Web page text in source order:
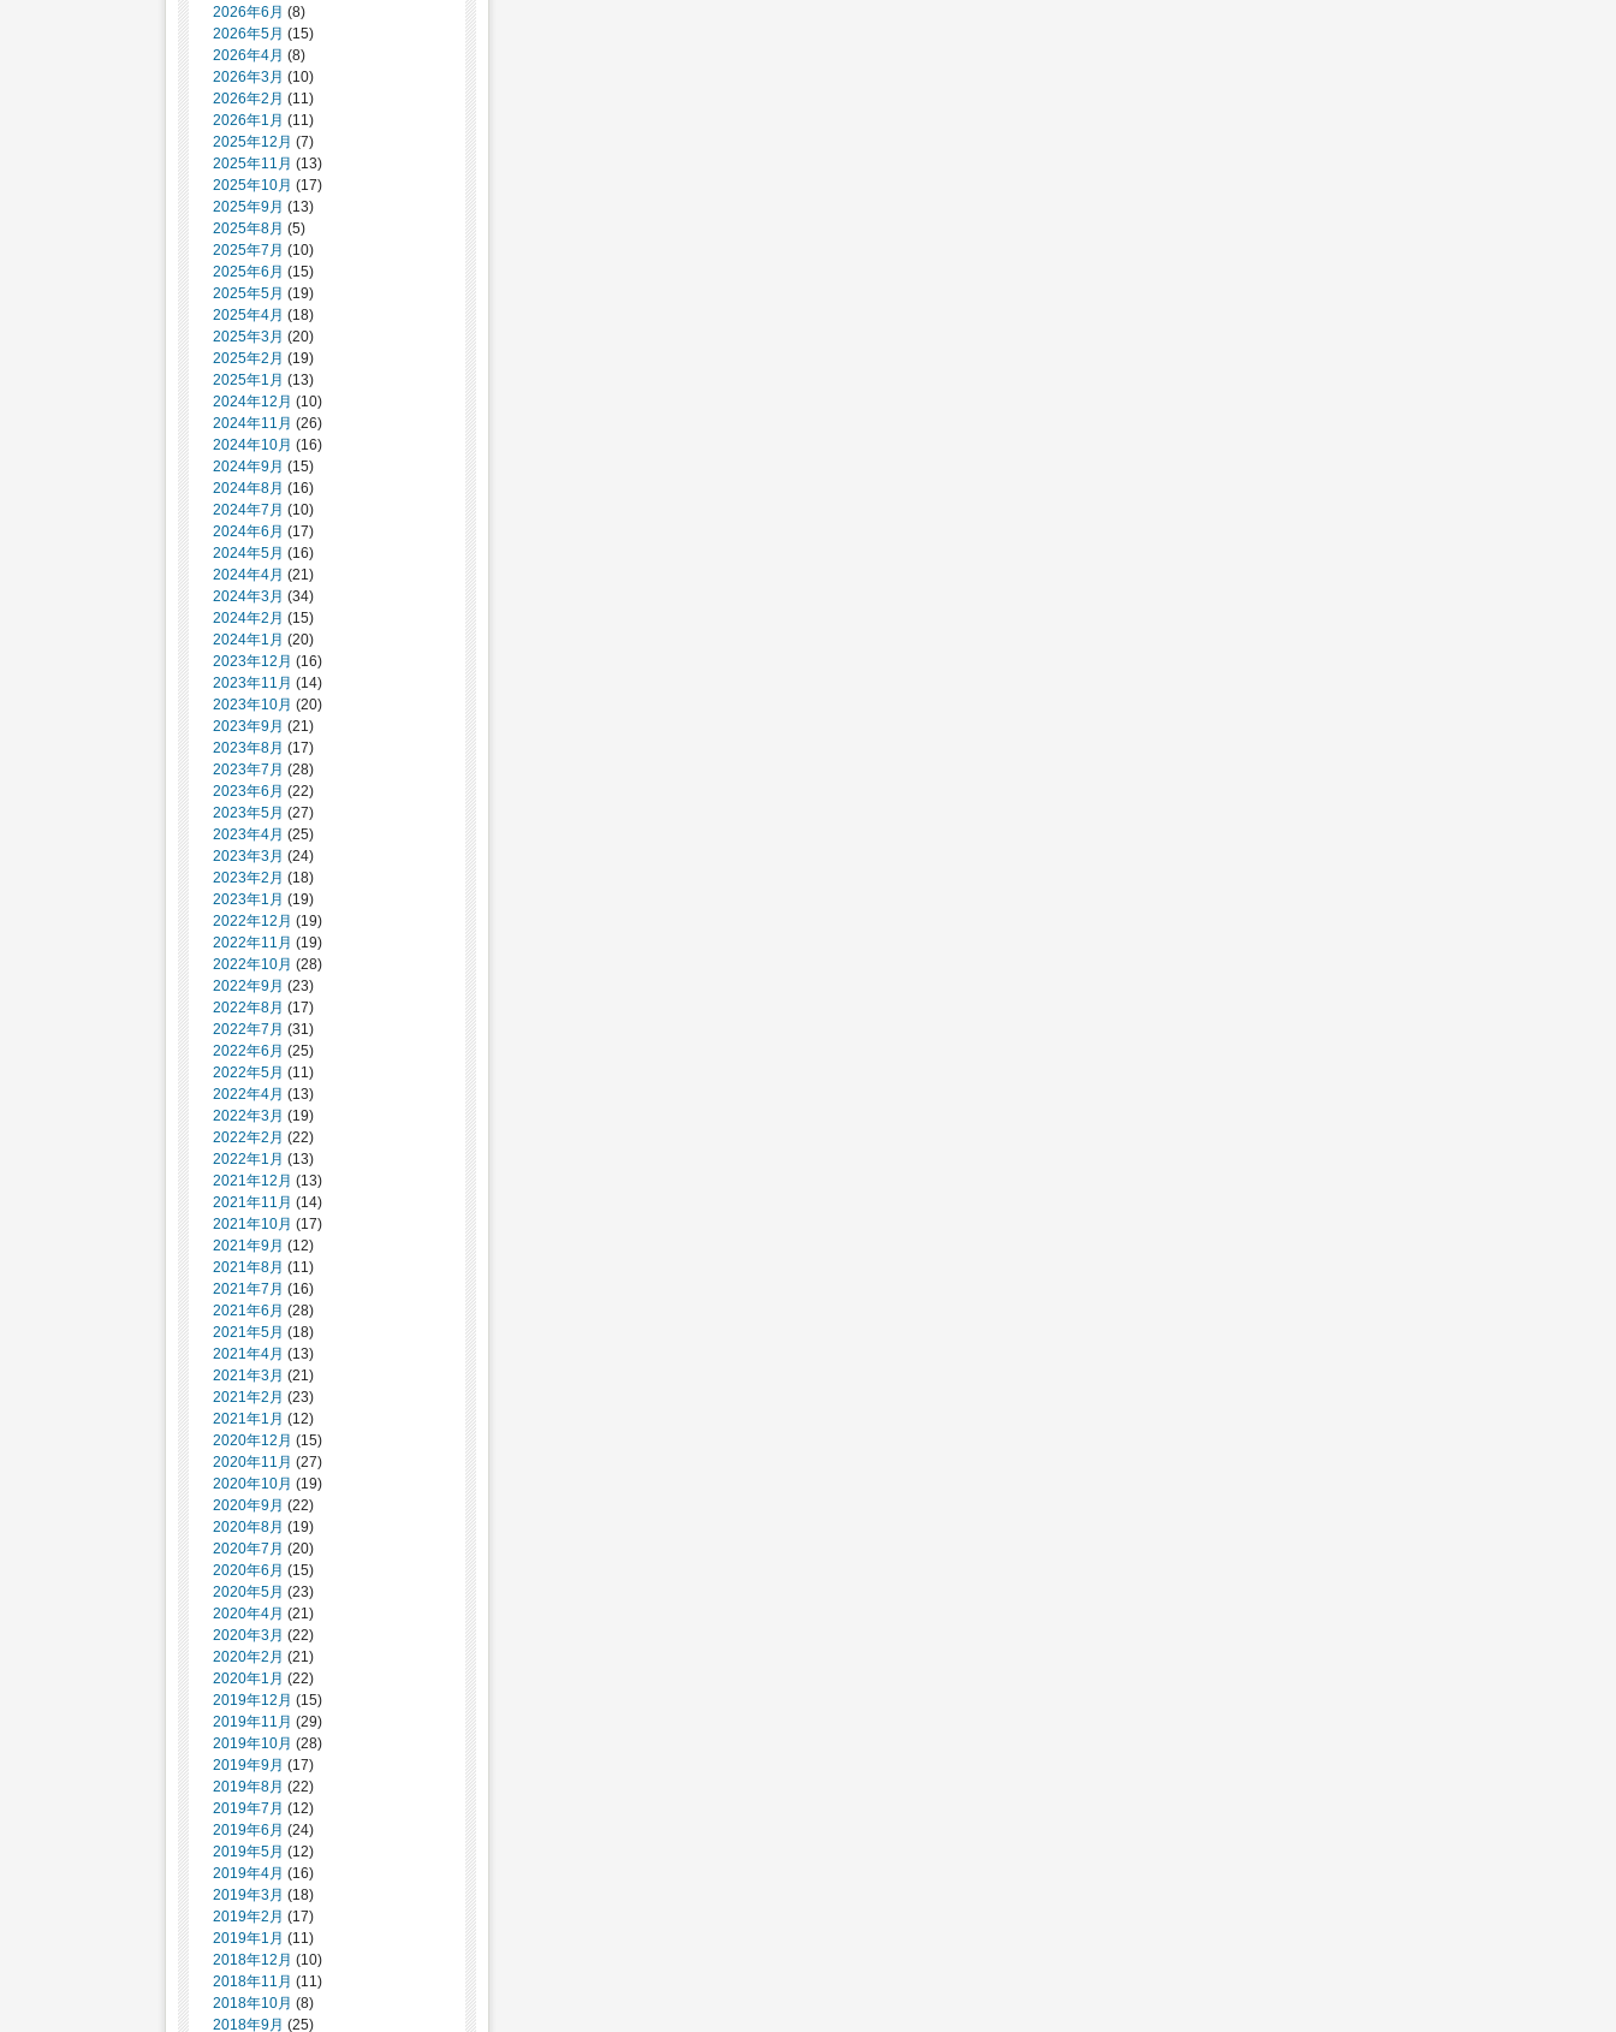
2026年6月 (8)
2026年5月 (15)
2026年4月 (8)
2026年3月 (10)
2026年2月 (11)
2026年1月 (11)
2025年12月 (7)
2025年11月 (13)
2025年10月 (17)
2025年9月 (13)
2025年8月 (5)
2025年7月 (10)
2025年6月 (15)
2025年5月 (19)
2025年4月 (18)
2025年3月 (20)
2025年2月 (19)
2025年1月 (13)
2024年12月 (10)
2024年11月 (26)
2024年10月 (16)
2024年9月 (15)
2024年8月 (16)
2024年7月 (10)
2024年6月 (17)
2024年5月 (16)
2024年4月 (21)
2024年3月 (34)
2024年2月 (15)
2024年1月 (20)
2023年12月 (16)
2023年11月 (14)
2023年10月 (20)
2023年9月 (21)
2023年8月 (17)
2023年7月 (28)
2023年6月 (22)
2023年5月 (27)
2023年4月 (25)
2023年3月 (24)
2023年2月 (18)
2023年1月 (19)
2022年12月 (19)
2022年11月 (19)
2022年10月 (28)
2022年9月 (23)
2022年8月 (17)
2022年7月 (31)
2022年6月 (25)
2022年5月 (11)
2022年4月 (13)
2022年3月 (19)
2022年2月 (22)
2022年1月 (13)
2021年12月 (13)
2021年11月 (14)
2021年10月 (17)
2021年9月 (12)
2021年8月 (11)
2021年7月 (16)
2021年6月 (28)
2021年5月 (18)
2021年4月 (13)
2021年3月 (21)
2021年2月 (23)
2021年1月 (12)
2020年12月 (15)
2020年11月 (27)
2020年10月 (19)
2020年9月 (22)
2020年8月 (19)
2020年7月 (20)
2020年6月 (15)
2020年5月 (23)
2020年4月 (21)
2020年3月 (22)
2020年2月 (21)
2020年1月 (22)
2019年12月 (15)
2019年11月 (29)
2019年10月 (28)
2019年9月 (17)
2019年8月 (22)
2019年7月 (12)
2019年6月 (24)
2019年5月 (12)
2019年4月 (16)
2019年3月 (18)
2019年2月 (17)
2019年1月 (11)
2018年12月 (10)
2018年11月 (11)
2018年10月 (8)
2018年9月 (25)